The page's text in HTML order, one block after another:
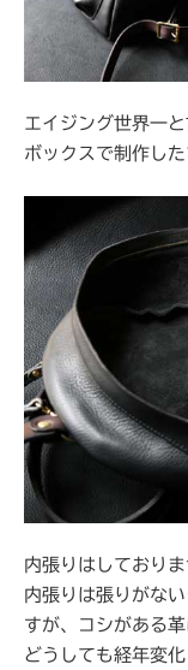
エイジング世界一
ボックスで制作した
内張りはしておりま
内張りは張りがな
すが、コシがある
どうしても経年変